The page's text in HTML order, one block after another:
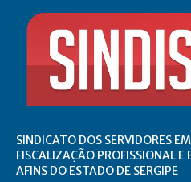
SINDICATO DOS SERVIDORES
FISCALIZAÇÃO PROFISSIONAL E
AFINS DO ESTADO DE SERGIPE